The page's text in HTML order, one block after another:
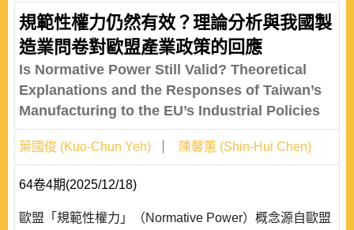
規範性權力仍然有效？理論分析與我國製
造業問卷對歐盟產業政策的回應
Is Normative Power Still Valid? Theoretical
Explanations and the Responses of Taiwan’s
Manufacturing to the EU’s Industrial Policies
葉國俊 (Kuo-Chun Yeh) 陳馨蕙 (Shin-Hui Chen)
64卷4期(2025/12/18)
歐盟「規範性權力」（Normative Power）概念源自歐盟